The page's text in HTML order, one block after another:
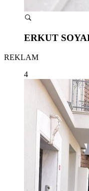
ERKUT
REKLAM
4